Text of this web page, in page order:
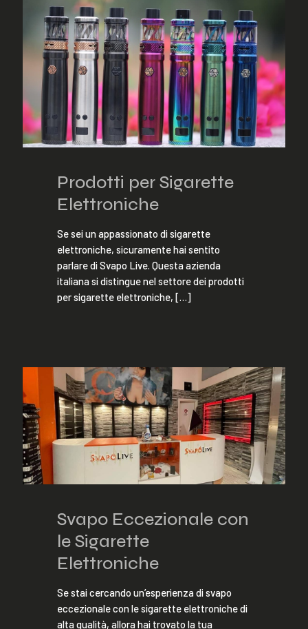
Prodotti per Sigarette
Elettroniche
Se sei un appassionato di sigarette
elettroniche, sicuramente hai sentito
parlare di Svapo Live. Questa azienda
italiana si distingue nel settore dei prodotti
per sigarette elettroniche, […]
Svapo Eccezionale con
le Sigarette
Elettroniche
Se stai cercando un’esperienza di svapo
eccezionale con le sigarette elettroniche di
alta qualità, allora hai trovato la tua